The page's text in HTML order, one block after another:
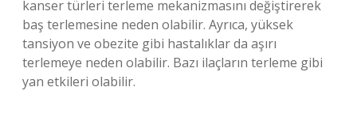
kanser türleri terleme mekanizmasını değiştirerek
baş terlemesine neden olabilir. Ayrıca, yüksek
tansiyon ve obezite gibi hastalıklar da aşırı
terlemeye neden olabilir. Bazı ilaçların terleme gibi
yan etkileri olabilir.